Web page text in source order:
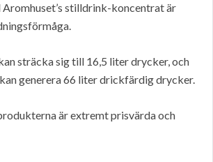
stilldrink-koncentrat är
sträcka sig till 16,5 liter drycker, och
generera 66 liter drickfärdig drycker.
är extremt prisvärda och